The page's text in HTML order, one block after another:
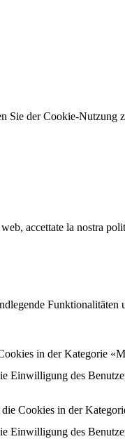
Sie der Cookie-Nutzung
accettate la nostra
Funktionalitäten
in der Kategorie
Einwilligung des
Cookies in der
Einwilligung des